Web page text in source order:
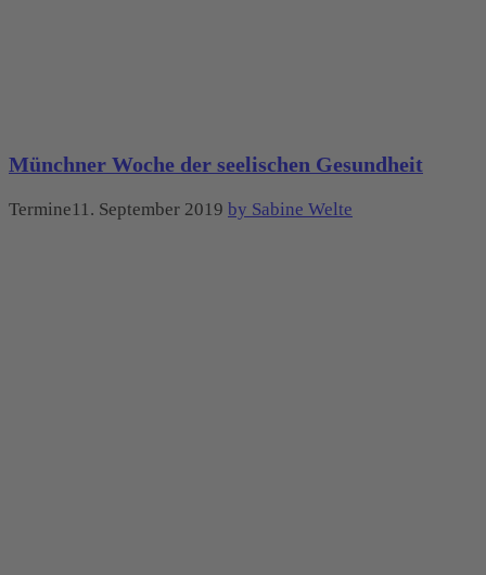
Münchner Woche der seelischen Gesundheit
Termine11. September 2019 by Sabine Welte